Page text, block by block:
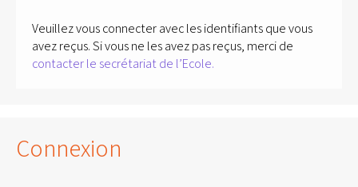
Veuillez vous connecter avec les identifiants que vous
avez reçus. Si vous ne les avez pas reçus, merci de
contacter le secrétariat de l’Ecole.
Connexion